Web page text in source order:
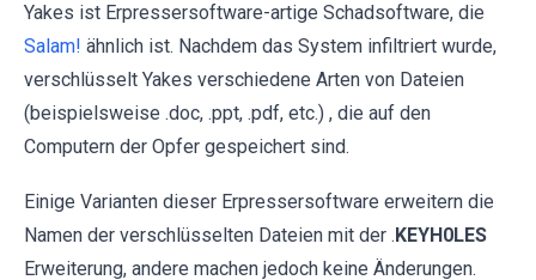
Yakes ist Erpressersoftware-artige Schadsoftware, die
Salam! ähnlich ist. Nachdem das System infiltriert wurde,
verschlüsselt Yakes verschiedene Arten von Dateien
(beispielsweise .doc, .ppt, .pdf, etc.) , die auf den
Computern der Opfer gespeichert sind.
Einige Varianten dieser Erpressersoftware erweitern die
Namen der verschlüsselten Dateien mit der .KEYH0LES
Erweiterung, andere machen jedoch keine Änderungen.